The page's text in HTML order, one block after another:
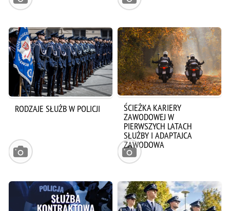
RODZAJE SŁUŻB W POLICJI ŚCIEŻKA KARIERY
ZAWODOWEJ W
PIERWSZYCH LATACH
SŁUŻBY I ADAPTAJCA
ZAWODOWA